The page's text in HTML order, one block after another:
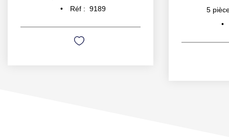
Réf : 9189 5